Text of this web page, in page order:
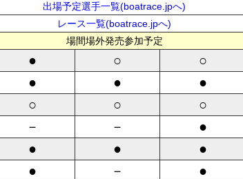
出場予定選手一覧(boatrace.jpへ)
レース一覧(boatrace.jpへ)
場間場外発売参加予定
● ○ ○
● ● ●
○ ○ ○
－ － ●
● ● ●
● － ●